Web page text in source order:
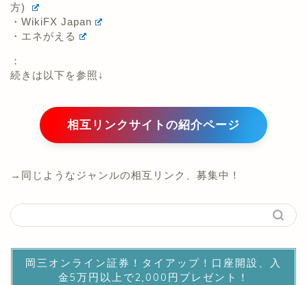
方)
・WikiFX Japan
・エネがえる
：
続きは以下を参照↓
相互リンクサイトの紹介ページ
→同じようなジャンルの相互リンク、募集中！
岡三オンライン証券！タイアップ！口座開設、入
金5万円以上で2,000円プレゼント！